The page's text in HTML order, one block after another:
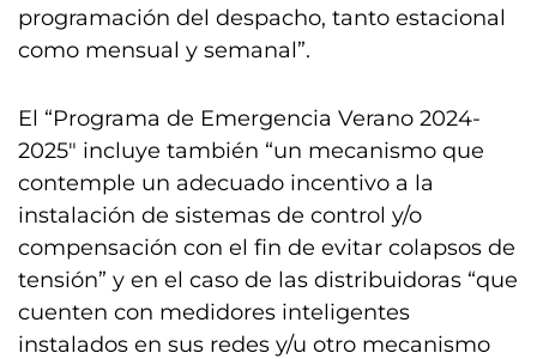
programación del despacho, tanto estacional
como mensual y semanal”.
El “Programa de Emergencia Verano 2024-
2025″ incluye también “un mecanismo que
contemple un adecuado incentivo a la
instalación de sistemas de control y/o
compensación con el fin de evitar colapsos de
tensión” y en el caso de las distribuidoras “que
cuenten con medidores inteligentes
instalados en sus redes y/u otro mecanismo